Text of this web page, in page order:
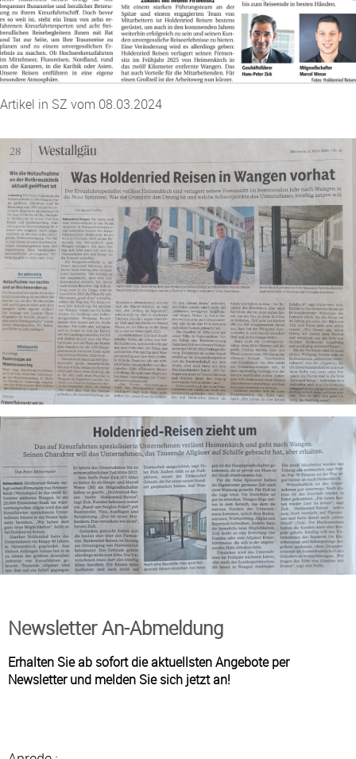
Artikel in SZ vom 08.03.2024
Newsletter An-Abmeldung
Erhalten Sie ab sofort die aktuellsten Angebote per
Newsletter und melden Sie sich jetzt an!